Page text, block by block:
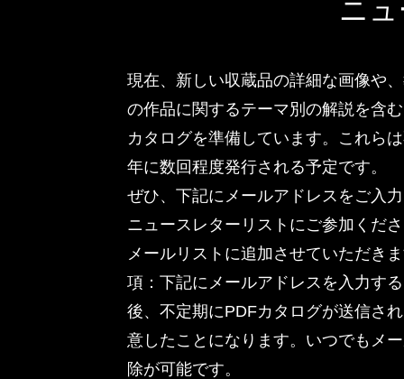
ニ
現在、新しい収蔵品の詳細な画像や
の作品に関するテーマ別の解説を含
カタログを準備しています。これら
年に数回程度発行される予定です。
ぜひ、下記にメールアドレスをご入
ニュースレターリストにご参加くだ
メールリストに追加させていただき
項：下記にメールアドレスを入力す
後、不定期にPDFカタログが送信さ
意したことになります。いつでもメ
除が可能です。